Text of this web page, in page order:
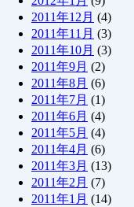
2011年12月 (4)
2011年11月 (3)
2011年10月 (3)
2011年9月 (2)
2011年8月 (6)
2011年7月 (1)
2011年6月 (4)
2011年5月 (4)
2011年4月 (6)
2011年3月 (13)
2011年2月 (7)
2011年1月 (14)